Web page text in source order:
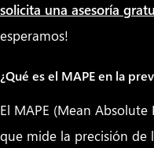
solicita una asesoría
esperamos!
¿Qué es el MAPE en la
El MAPE (Mean
que mide la precisión de